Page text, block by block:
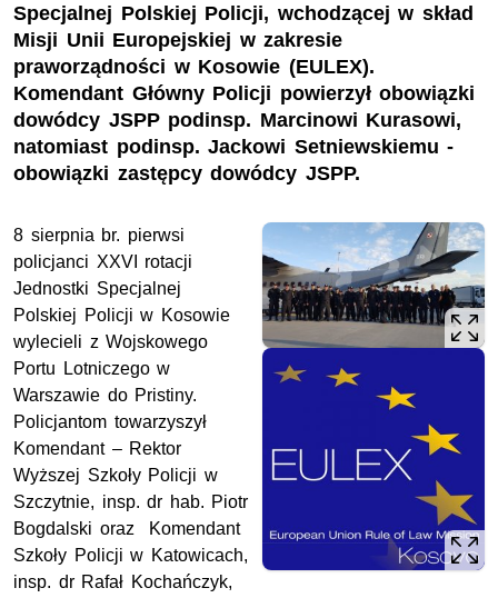
Specjalnej Polskiej Policji, wchodzącej w skład
Misji Unii Europejskiej w zakresie
praworządności w Kosowie (EULEX).
Komendant Główny Policji powierzył obowiązki
dowódcy JSPP podinsp. Marcinowi Kurasowi,
natomiast podinsp. Jackowi Setniewskiemu -
obowiązki zastępcy dowódcy JSPP.
8 sierpnia br. pierwsi
policjanci XXVI rotacji
Jednostki Specjalnej
Polskiej Policji w Kosowie
wylecieli z Wojskowego
Portu Lotniczego w
Warszawie do Pristiny.
Policjantom towarzyszył
Komendant – Rektor
Wyższej Szkoły Policji w
Szczytnie, insp. dr hab. Piotr
Bogdalski oraz Komendant
Szkoły Policji w Katowicach,
insp. dr Rafał Kochańczyk,